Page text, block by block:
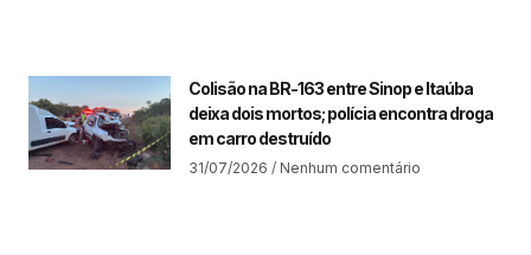
Colisão na BR-163 entre Sinop e Itaúba
deixa dois mortos; polícia encontra droga
em carro destruído
31/07/2026 Nenhum comentário